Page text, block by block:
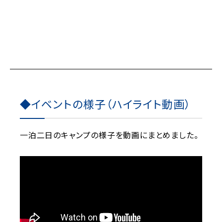
◆イベントの様子（ハイライト動画）
一泊二日のキャンプの様子を動画にまとめました。